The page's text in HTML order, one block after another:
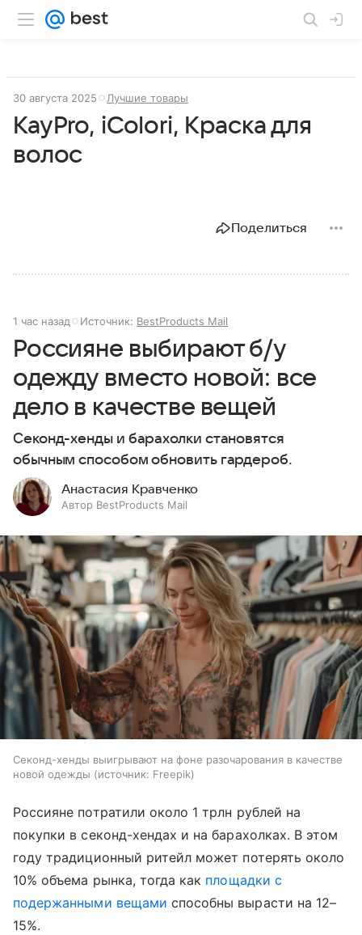
30 августа 2025 Лучшие товары
KayPro, iColori, Краска для
волос
Поделиться
1 час назад Источник: BestProducts Mail
Россияне выбирают б/у
одежду вместо новой: все
дело в качестве вещей
Секонд-хенды и барахолки становятся
обычным способом обновить гардероб.
Анастасия Кравченко
Автор BestProducts Mail
Секонд-хенды выигрывают на фоне разочарования в качестве
новой одежды
источник: Freepik
Россияне потратили около 1 трлн рублей на
покупки в секонд-хендах и на барахолках. В этом
году традиционный ритейл может потерять около
10% объема рынка, тогда как площадки с
подержанными вещами способны вырасти на 12–
15%.